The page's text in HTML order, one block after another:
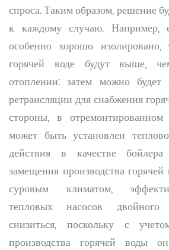
спроса. Таким образом, решение
к каждому случаю. Например,
особенно хорошо
горячей воде будут выше,
отоплении: затем можно будет
ретрансляции для снабжения
стороны, в
может быть установлен
действия в качестве
замещения производства
суровым климатом,
тепловых насосов
снизиться, поскольку с
производства горячей воды